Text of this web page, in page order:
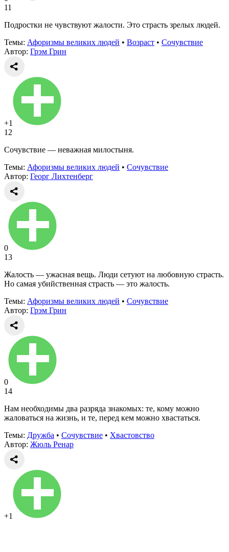
11
Подростки не чувствуют жалости. Это страсть зрелых людей.
Темы: Афоризмы великих людей • Возраст • Сочувствие
Автор: Грэм Грин
+1
12
Сочувствие — неважная милостыня.
Темы: Афоризмы великих людей • Сочувствие
Автор: Георг Лихтенберг
0
13
Жалость — ужасная вещь. Люди сетуют на любовную страсть.
Но самая убийственная страсть — это жалость.
Темы: Афоризмы великих людей • Сочувствие
Автор: Грэм Грин
0
14
Нам необходимы два разряда знакомых: те, кому можно
жаловаться на жизнь, и те, перед кем можно хвастаться.
Темы: Дружба • Сочувствие • Хвастовство
Автор: Жюль Ренар
+1